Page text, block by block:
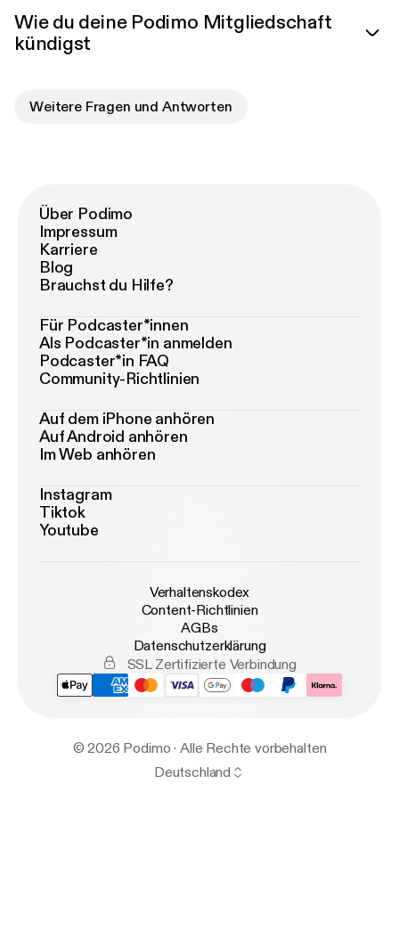
Wie du deine Podimo Mitgliedschaft
kündigst
Weitere Fragen und Antworten
Über Podimo
Impressum
Karriere
Blog
Brauchst du Hilfe?
Für Podcaster*innen
Als Podcaster*in anmelden
Podcaster*in FAQ
Community-Richtlinien
Auf dem iPhone anhören
Auf Android anhören
Im Web anhören
Instagram
Tiktok
Youtube
Verhaltenskodex
Content-Richtlinien
AGBs
Datenschutzerklärung
SSL Zertifizierte Verbindung
© 2026 Podimo · Alle Rechte vorbehalten
Deutschland